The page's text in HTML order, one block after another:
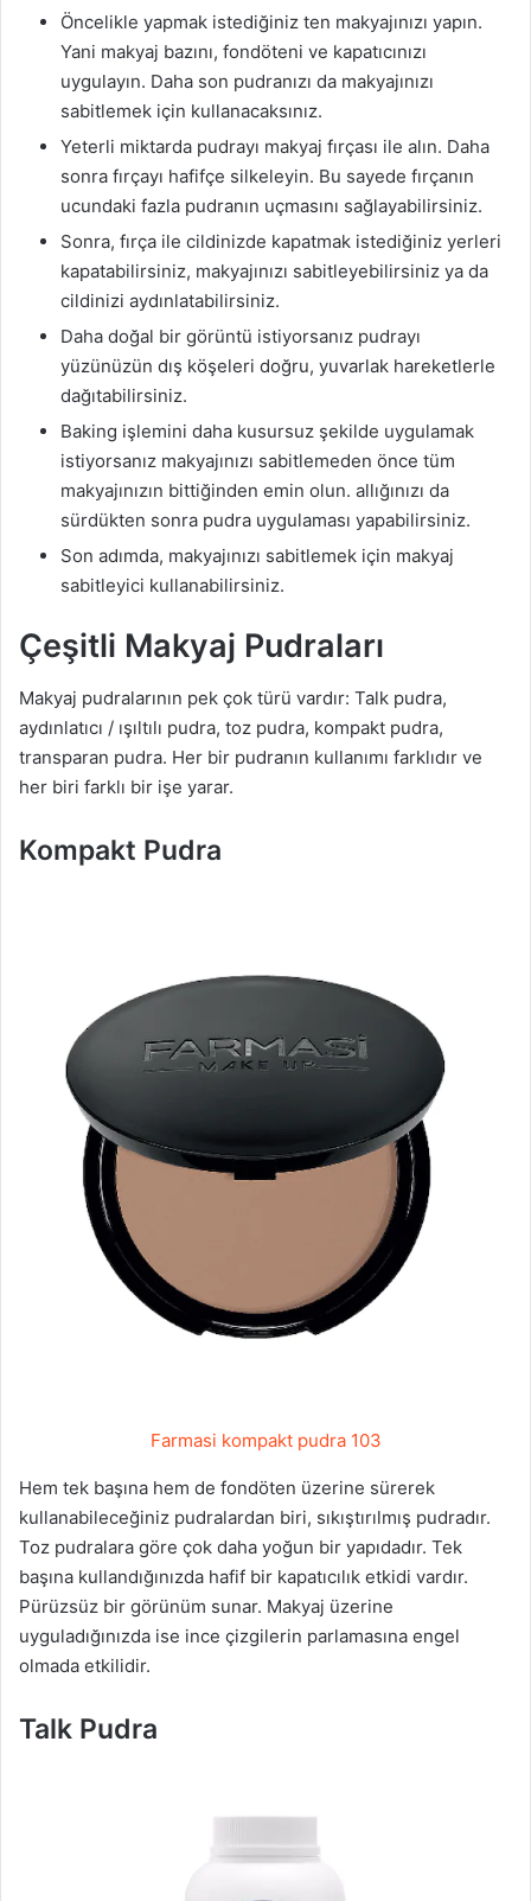
Öncelikle yapmak istediğiniz ten makyajınızı yapın.
Yani makyaj bazını, fondöteni ve kapatıcınızı
uygulayın. Daha son pudranızı da makyajınızı
sabitlemek için kullanacaksınız.
Yeterli miktarda pudrayı makyaj fırçası ile alın. Daha
sonra fırçayı hafifçe silkeleyin. Bu sayede fırçanın
ucundaki fazla pudranın uçmasını sağlayabilirsiniz.
Sonra, fırça ile cildinizde kapatmak istediğiniz yerleri
kapatabilirsiniz, makyajınızı sabitleyebilirsiniz ya da
cildinizi aydınlatabilirsiniz.
Daha doğal bir görüntü istiyorsanız pudrayı
yüzünüzün dış köşeleri doğru, yuvarlak hareketlerle
dağıtabilirsiniz.
Baking işlemini daha kusursuz şekilde uygulamak
istiyorsanız makyajınızı sabitlemeden önce tüm
makyajınızın bittiğinden emin olun. allığınızı da
sürdükten sonra pudra uygulaması yapabilirsiniz.
Son adımda, makyajınızı sabitlemek için makyaj
sabitleyici kullanabilirsiniz.
Çeşitli Makyaj Pudraları
Makyaj pudralarının pek çok türü vardır: Talk pudra,
aydınlatıcı / ışıltılı pudra, toz pudra, kompakt pudra,
transparan pudra. Her bir pudranın kullanımı farklıdır ve
her biri farklı bir işe yarar.
Kompakt Pudra
Farmasi kompakt pudra 103
Hem tek başına hem de fondöten üzerine sürerek
kullanabileceğiniz pudralardan biri, sıkıştırılmış pudradır.
Toz pudralara göre çok daha yoğun bir yapıdadır. Tek
başına kullandığınızda hafif bir kapatıcılık etkidi vardır.
Pürüzsüz bir görünüm sunar. Makyaj üzerine
uyguladığınızda ise ince çizgilerin parlamasına engel
olmada etkilidir.
Talk Pudra